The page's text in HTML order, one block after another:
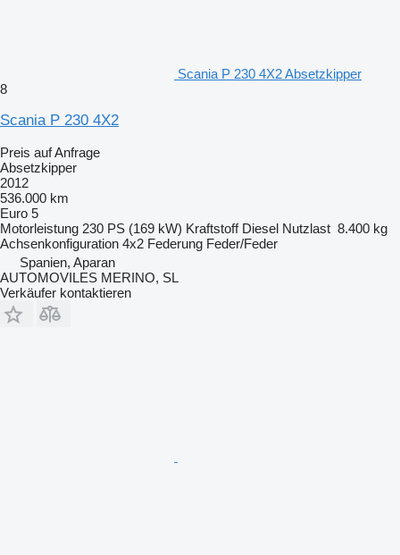
Scania P 230 4X2 Absetzkipper
8
Scania P 230 4X2
Preis auf Anfrage
Absetzkipper
2012
536.000 km
Euro 5
Motorleistung 230 PS (169 kW) Kraftstoff Diesel Nutzlast 8.400 kg
Achsenkonfiguration 4x2 Federung Feder/Feder
Spanien, Aparan
AUTOMOVILES MERINO, SL
Verkäufer kontaktieren